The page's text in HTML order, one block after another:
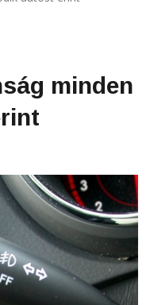
minden